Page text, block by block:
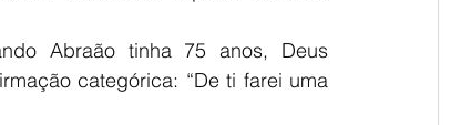
Abraão tinha 75 anos, Deus
categórica: “De ti farei uma